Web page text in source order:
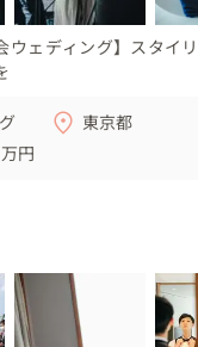
くスーツのように首
フさも
すよね♪
ウェディング】スタイ
東京都
円